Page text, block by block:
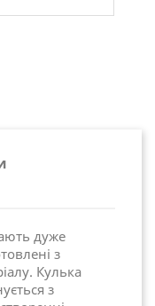
дуже
з
Кулька
з